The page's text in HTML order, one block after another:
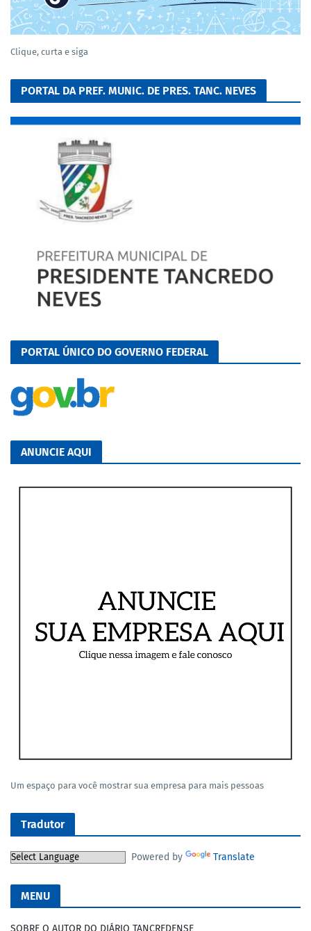
Clique, curta e siga
PORTAL DA PREF. MUNIC. DE PRES. TANC. NEVES
PORTAL ÚNICO DO GOVERNO FEDERAL
ANUNCIE AQUI
Um espaço para você mostrar sua empresa para mais pessoas
Tradutor
Powered by Translate
MENU